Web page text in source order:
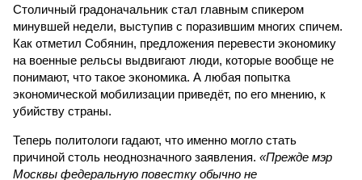
Столичный градоначальник стал главным спикером
минувшей недели, выступив с поразившим многих спичем.
Как отметил Собянин, предложения перевести экономику
на военные рельсы выдвигают люди, которые вообще не
понимают, что такое экономика. А любая попытка
экономической мобилизации приведёт, по его мнению, к
убийству страны.
Теперь политологи гадают, что именно могло стать
причиной столь неоднозначного заявления. «Прежде мэр
Москвы федеральную повестку обычно не